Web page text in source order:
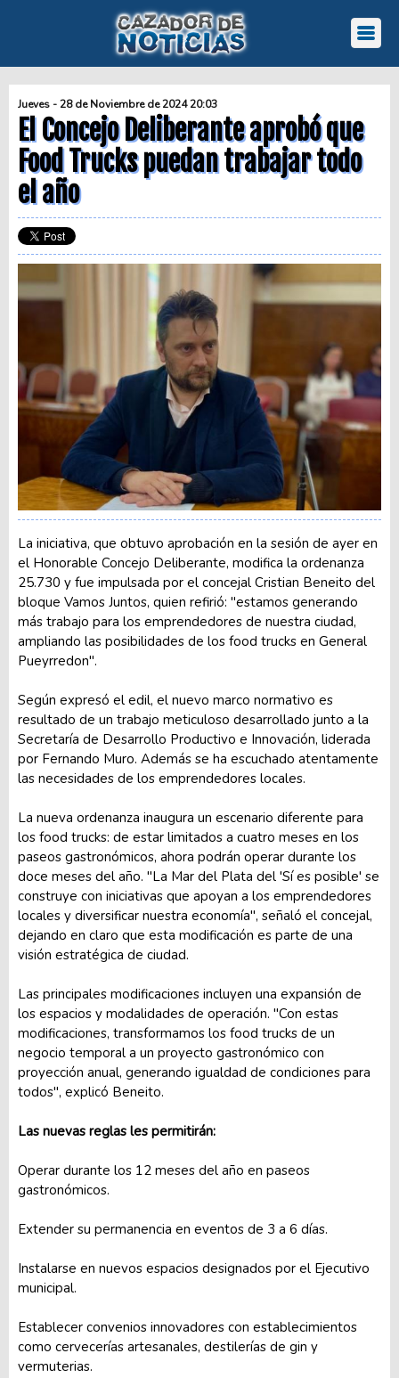
Jueves - 28 de Noviembre de 2024 20:03
El Concejo Deliberante aprobó que
Food Trucks puedan trabajar todo
el año
La iniciativa, que obtuvo aprobación en la sesión de ayer en
el Honorable Concejo Deliberante, modifica la ordenanza
25.730 y fue impulsada por el concejal Cristian Beneito del
bloque Vamos Juntos, quien refirió: "estamos generando
más trabajo para los emprendedores de nuestra ciudad,
ampliando las posibilidades de los food trucks en General
Pueyrredon".
Según expresó el edil, el nuevo marco normativo es
resultado de un trabajo meticuloso desarrollado junto a la
Secretaría de Desarrollo Productivo e Innovación, liderada
por Fernando Muro. Además se ha escuchado atentamente
las necesidades de los emprendedores locales.
La nueva ordenanza inaugura un escenario diferente para
los food trucks: de estar limitados a cuatro meses en los
paseos gastronómicos, ahora podrán operar durante los
doce meses del año. "La Mar del Plata del 'Sí es posible' se
construye con iniciativas que apoyan a los emprendedores
locales y diversificar nuestra economía", señaló el concejal,
dejando en claro que esta modificación es parte de una
visión estratégica de ciudad.
Las principales modificaciones incluyen una expansión de
los espacios y modalidades de operación. "Con estas
modificaciones, transformamos los food trucks de un
negocio temporal a un proyecto gastronómico con
proyección anual, generando igualdad de condiciones para
todos", explicó Beneito.
Las nuevas reglas les permitirán:
Operar durante los 12 meses del año en paseos
gastronómicos.
Extender su permanencia en eventos de 3 a 6 días.
Instalarse en nuevos espacios designados por el Ejecutivo
municipal.
Establecer convenios innovadores con establecimientos
como cervecerías artesanales, destilerías de gin y
vermuterias.